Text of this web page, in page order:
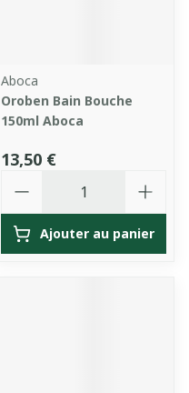
Aboca
Oroben Bain Bouche
150ml Aboca
13,50 €
Ajouter au panier